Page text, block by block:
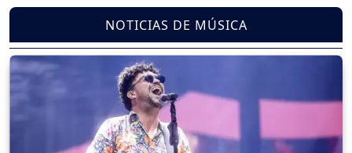
NOTICIAS DE MÚSICA